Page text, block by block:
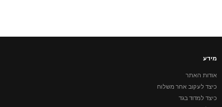
מידע
אודות האתר
כיצד לעקוב אחר משלוח
כיצד למדוד בגד